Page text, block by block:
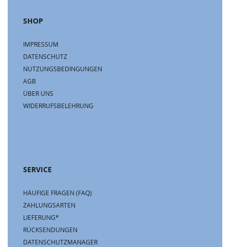
SHOP
IMPRESSUM
DATENSCHUTZ
NUTZUNGSBEDINGUNGEN
AGB
ÜBER UNS
WIDERRUFSBELEHRUNG
SERVICE
HÄUFIGE FRAGEN (FAQ)
ZAHLUNGSARTEN
LIEFERUNG*
RÜCKSENDUNGEN
DATENSCHUTZMANAGER